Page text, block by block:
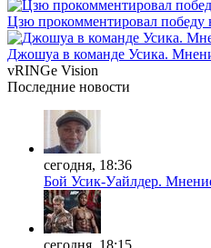
Цзю прокомментировал победу
Джошуа в команде Усика.
vRINGe Vision
Последние новости
сегодня, 18:36
Бой Усик-Уайлдер.
сегодня, 18:15